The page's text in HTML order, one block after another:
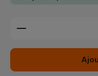
Quantité de